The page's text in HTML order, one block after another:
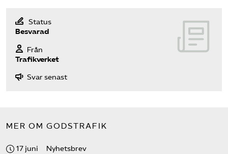
Status
Besvarad
Från
Trafikverket
Svar senast
MER OM GODSTRAFIK
17 juni Nyhetsbrev